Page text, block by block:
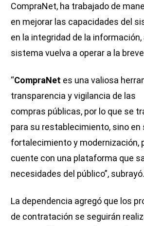
CompraNet, ha trabajado de
en mejorar las capacidades del
en la integridad de la información,
sistema vuelva a operar a la
“CompraNet es una valiosa
transparencia y vigilancia de las
compras públicas, por lo que se
para su restablecimiento, sino en
fortalecimiento y modernización,
cuente con una plataforma que
necesidades del público”, subrayó.
La dependencia agregó que los
de contratación se seguirán